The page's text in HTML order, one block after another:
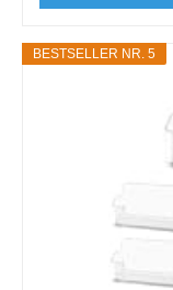
BESTSELLER NR. 5